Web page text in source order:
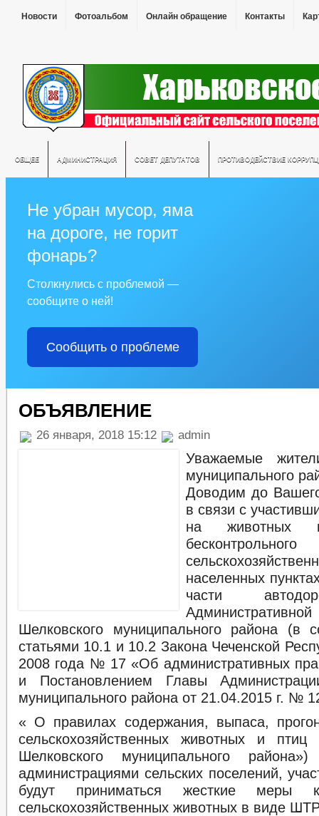
Новости Фотоальбом Онлайн обращение Контакты
ОБЩЕЕ АДМИНИСТРАЦИЯ СОВЕТ ДЕПУТАТОВ ПРОТИВОДЕЙСТВИЕ
Не убран мусор, яма
на дороге, не горит
фонарь?
Столкнулись с проблемой —
сообщите о ней!
Сообщить о проблеме
ОБЪЯВЛЕНИЕ
26 января, 2018 15:12 admin
Уважаемые
муниципального
Доводим до
в связи с
на животных в
населенных
части
Шелковского муниципального района (в
статьями 10.1 и 10.2 Закона Чеченской
2008 года № 17 «Об административных
и Постановлением Главы
муниципального района от 21.04.2015 г. №
« О правилах содержания, выпаса,
сельскохозяйственных животных и птиц
Шелковского муниципального
администрациями сельских поселений,
будут приниматься жесткие меры
сельскохозяйственных животных в виде